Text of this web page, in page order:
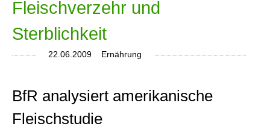
Fleischverzehr und
Sterblichkeit
22.06.2009 Ernährung
BfR analysiert amerikanische
Fleischstudie